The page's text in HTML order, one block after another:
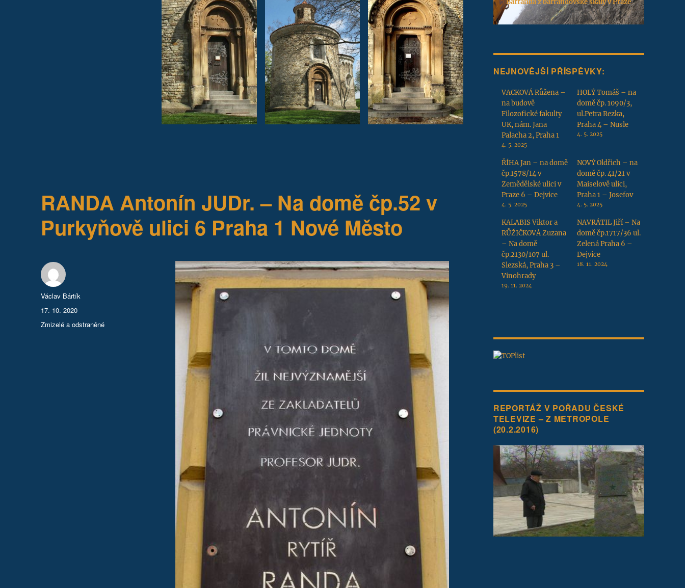
RANDA Antonín JUDr. – Na domě čp.52 v
Purkyňově ulici 6 Praha 1 Nové Město
Autor:
Václav Bártík
Publikováno:
17. 10. 2020
Rubriky:
Zmizelé a odstraněné
NEJNOVĚJŠÍ PŘÍSPĚVKY:
VACKOVÁ Růžena –
na budově
Filozofické fakulty
UK, nám. Jana
Palacha 2, Praha 1
4. 5. 2025
HOLÝ Tomáš – na
domě čp. 1090/3,
ul.Petra Rezka,
Praha 4 – Nusle
4. 5. 2025
ŘÍHA Jan – na domě
čp.1578/14 v
Zemědělské ulici v
Praze 6 – Dejvice
4. 5. 2025
NOVÝ Oldřich – na
domě čp. 41/21 v
Maiselově ulici,
Praha 1 – Josefov
4. 5. 2025
KALABIS Viktor a
RŮŽIČKOVÁ Zuzana
– Na domě
čp.2130/107 ul.
Slezská, Praha 3 –
Vinohrady
19. 11. 2024
NAVRÁTIL Jiří – Na
domě čp.1717/36 ul.
Zelená Praha 6 –
Dejvice
18. 11. 2024
REPORTÁŽ V POŘADU ČESKÉ
TELEVIZE – Z METROPOLE
(20.2.2016)